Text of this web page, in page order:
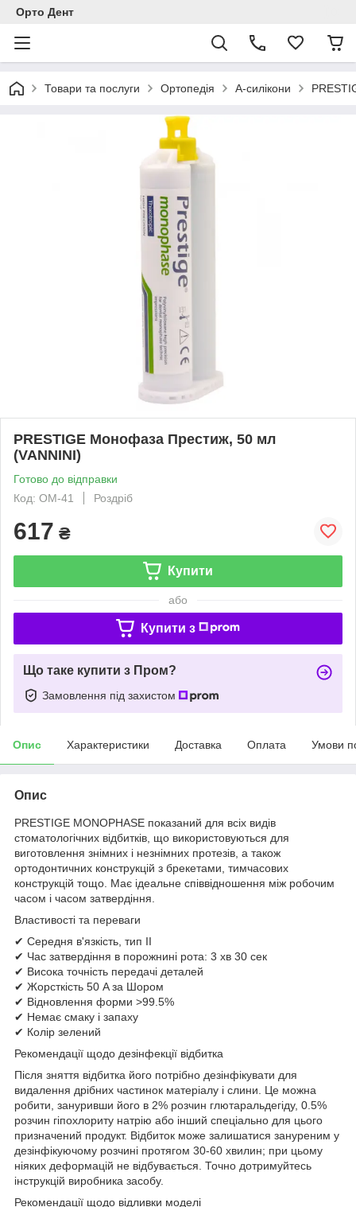
Орто Дент
Товари та послуги Ортопедія А-силікони
PRESTIGE Монофаза Престиж, 50 мл
(VANNINI)
Готово до відправки
Код: ОМ-41
Роздріб
617 ₴
Купити
або
Купити з
Що таке купити з Пром?
Замовлення під захистом
Опис Характеристики Доставка Оплата Умови
Опис
PRESTIGE MONOPHASE показаний для всіх видів
стоматологічних відбитків, що використовуються для
виготовлення знімних і незнімних протезів, а також
ортодонтичних конструкцій з брекетами, тимчасових
конструкцій тощо. Має ідеальне співвідношення між робочим
часом і часом затвердіння.
Властивості та переваги
✔ Середня в'язкість, тип II
✔ Час затвердіння в порожнині рота: 3 хв 30 сек
✔ Висока точність передачі деталей
✔ Жорсткість 50 A за Шором
✔ Відновлення форми >99.5%
✔ Немає смаку і запаху
✔ Колір зелений
Рекомендації щодо дезінфекції відбитка
Після зняття відбитка його потрібно дезінфікувати для
видалення дрібних частинок матеріалу і слини. Це можна
робити, зануривши його в 2% розчин глютаральдегіду, 0.5%
розчин гіпохлориту натрію або інший спеціально для цього
призначений продукт. Відбиток може залишатися зануреним у
дезінфікуючому розчині протягом 30-60 хвилин; при цьому
ніяких деформацій не відбувається. Точно дотримуйтесь
інструкцій виробника засобу.
Рекомендації щодо відливки моделі